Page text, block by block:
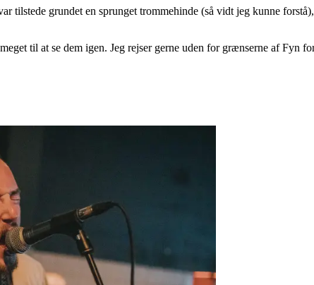
tilstede grundet en sprunget trommehinde (så vidt jeg kunne
til at se dem igen. Jeg rejser gerne uden for grænserne af Fyn